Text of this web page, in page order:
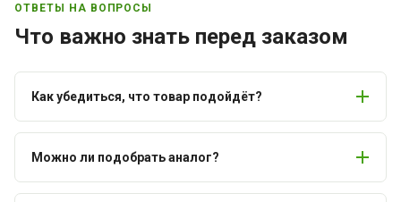
ОТВЕТЫ НА ВОПРОСЫ
Что важно знать перед заказом
Как убедиться, что товар подойдёт?
Можно ли подобрать аналог?